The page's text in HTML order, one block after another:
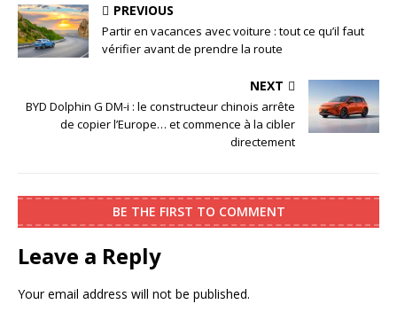
PREVIOUS
Partir en vacances avec voiture : tout ce qu’il faut
vérifier avant de prendre la route
NEXT
BYD Dolphin G DM-i : le constructeur chinois arrête
de copier l’Europe… et commence à la cibler
directement
BE THE FIRST TO COMMENT
Leave a Reply
Your email address will not be published.